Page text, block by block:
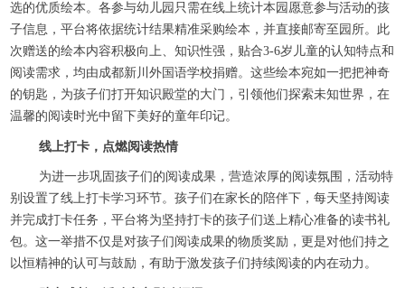
选的优质绘本。各参与幼儿园只需在线上统计本园愿意参与活动的孩
子信息，平台将依据统计结果精准采购绘本，并直接邮寄至园所。此
次赠送的绘本内容积极向上、知识性强，贴合3-6岁儿童的认知特点和
阅读需求，均由成都新川外国语学校捐赠。这些绘本宛如一把把神奇
的钥匙，为孩子们打开知识殿堂的大门，引领他们探索未知世界，在
温馨的阅读时光中留下美好的童年印记。
线上打卡，点燃阅读热情
为进一步巩固孩子们的阅读成果，营造浓厚的阅读氛围，活动特
别设置了线上打卡学习环节。孩子们在家长的陪伴下，每天坚持阅读
并完成打卡任务，平台将为坚持打卡的孩子们送上精心准备的读书礼
包。这一举措不仅是对孩子们阅读成果的物质奖励，更是对他们持之
以恒精神的认可与鼓励，有助于激发孩子们持续阅读的内在动力。